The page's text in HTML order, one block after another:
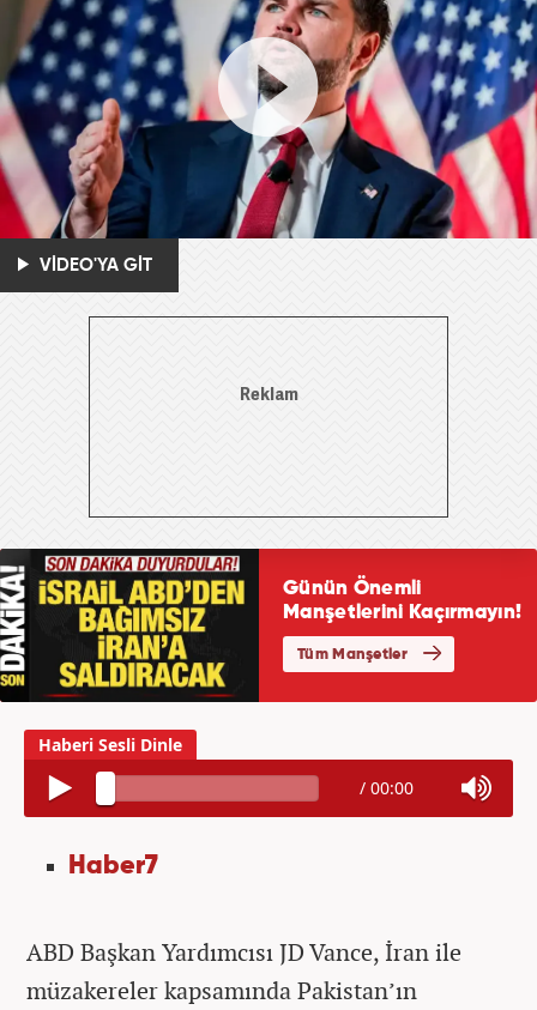
VİDEO'YA GİT
/ 00:00
Haber7
ABD Başkan Yardımcısı JD Vance, İran ile
müzakereler kapsamında Pakistan’ın